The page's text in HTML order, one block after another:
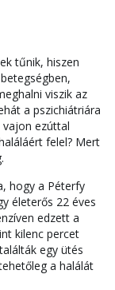
tűnik, hiszen
viszik az
a pszichiátriára
vajon ezúttal
felel? Mert
hogy a Péterfy
életerős 22 éves
edzett a
kilenc percet
egy ütés
a halálát